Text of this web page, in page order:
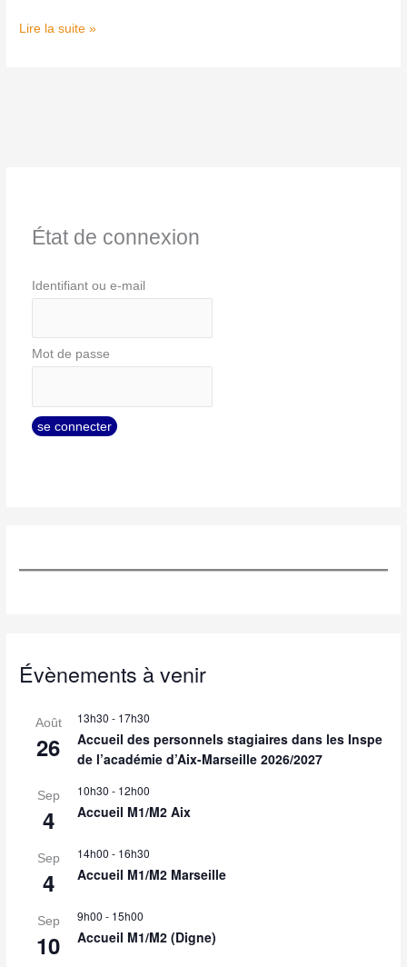
Lire la suite »
État de connexion
Identifiant ou e-mail
Mot de passe
Évènements à venir
Août
26
13h30 - 17h30
Accueil des personnels stagiaires dans les Inspe
de l’académie d’Aix-Marseille 2026/2027
Sep
4
10h30 - 12h00
Accueil M1/M2 Aix
Sep
4
14h00 - 16h30
Accueil M1/M2 Marseille
Sep
10
9h00 - 15h00
Accueil M1/M2 (Digne)